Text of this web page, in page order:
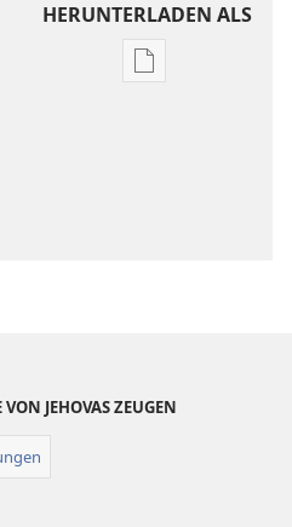
HERUNTERLADEN ALS
JEHOVAS ZEUGEN